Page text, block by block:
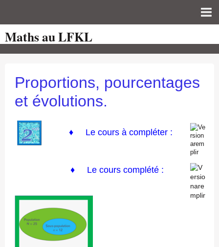
Page d'accueil
Pour les Profs
auto-évaluations
TICE
Sujets de bac
Programmes officiels
Maths au LFKL
Proportions, pourcentages
et évolutions.
♦ Le cours à compléter :
♦ Le cours complété :